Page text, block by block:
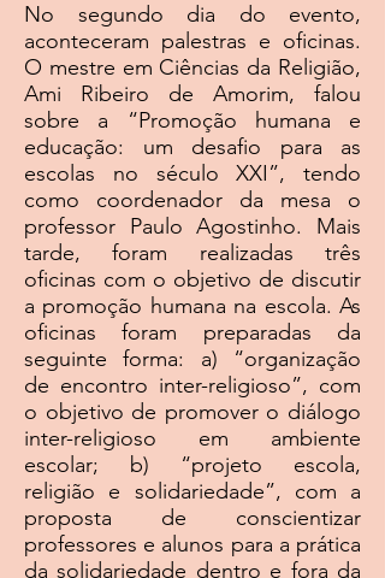
No segundo dia do evento,
aconteceram palestras e oficinas.
O mestre em Ciências da Religião,
Ami Ribeiro de Amorim, falou
sobre a “Promoção humana e
educação: um desafio para as
escolas no século XXI”, tendo
como coordenador da mesa o
professor Paulo Agostinho. Mais
tarde, foram realizadas três
oficinas com o objetivo de discutir
a promoção humana na escola. As
oficinas foram preparadas da
seguinte forma: a) “organização
de encontro inter-religioso”, com
o objetivo de promover o diálogo
inter-religioso em ambiente
escolar; b) “projeto escola,
religião e solidariedade”, com a
proposta de conscientizar
professores e alunos para a prática
da solidariedade dentro e fora da